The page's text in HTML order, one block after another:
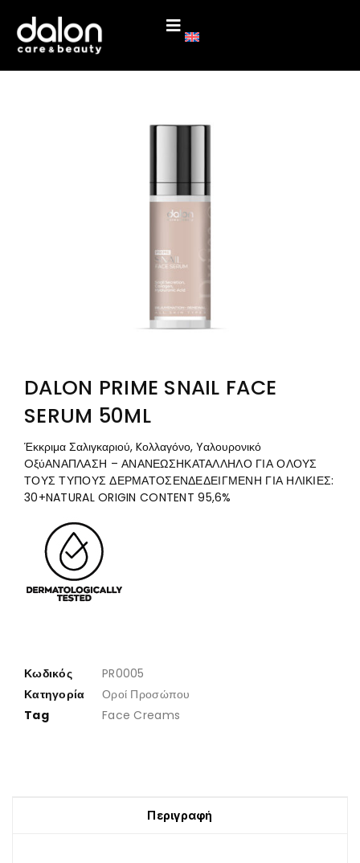
DALON PRIME SNAIL FACE
SERUM 50ML
Έκκριμα Σαλιγκαριού, Kολλαγόνο, Yαλουρονικό
OξύΑΝΑΠΛΑΣΗ – ΑΝΑΝΕΩΣΗΚΑΤΑΛΛΗΛΟ ΓΙΑ ΟΛΟΥΣ
ΤΟΥΣ ΤΥΠΟΥΣ ΔΕΡΜΑΤΟΣΕΝΔΕΔΕΙΓΜΕΝΗ ΓΙΑ ΗΛΙΚΙΕΣ:
30+NATURAL ORIGIN CONTENT 95,6%
Κωδικός
PR0005
Κατηγορία
Οροί Προσώπου
Tag
Face Creams
Περιγραφή